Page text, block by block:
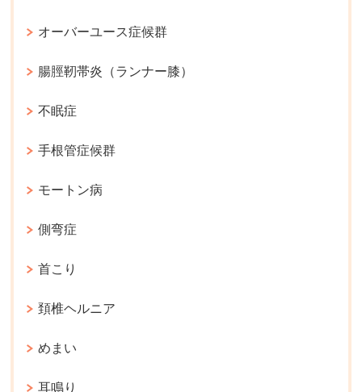
オーバーユース症候群
腸脛靭帯炎（ランナー膝）
不眠症
手根管症候群
モートン病
側弯症
首こり
頚椎ヘルニア
めまい
耳鳴り